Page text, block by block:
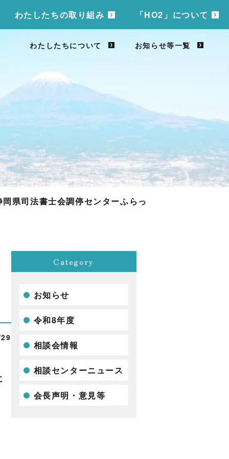
わたしたちの取り組み 「HO2」について
わたしたちについて お知らせ等一覧
県司法書士会調停センターふらっ
Category
お知らせ
令和8年度
相談会情報
相談センターニュース
会長声明・意見等